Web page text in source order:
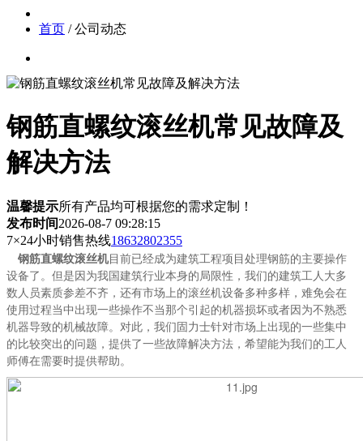
首页 / 公司动态
钢筋直螺纹滚丝机常见故障及
解决方法
温馨提示所有产品均可根据您的需求定制！
发布时间2026-08-7 09:28:15
7×24小时销售热线18632802355
钢筋直螺纹滚丝机目前已经成为建筑工程项目处理钢筋的主要操作
设备了。但是因为我国建筑行业本身的局限性，我们的建筑工人大多
数人员素质参差不齐，还有市场上的滚丝机设备多种多样，难免会在
使用过程当中出现一些操作不当那个引起的机器损坏或者因为不熟悉
机器导致的机械故障。对此，我们固力士针对市场上出现的一些集中
的比较突出的问题，提供了一些故障解决方法，希望能为我们的工人
师傅在需要时提供帮助。